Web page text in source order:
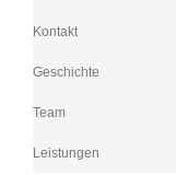
Kontakt
Geschichte
Team
Leistungen